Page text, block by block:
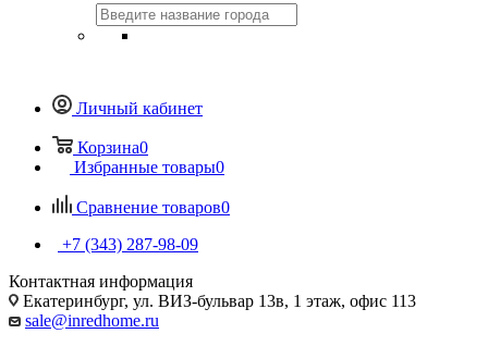
Личный кабинет
Корзина0
Избранные товары0
Сравнение товаров0
+7 (343) 287-98-09
Контактная информация
Екатеринбург, ул. ВИЗ-бульвар 13в, 1 этаж, офис 113
sale@inredhome.ru